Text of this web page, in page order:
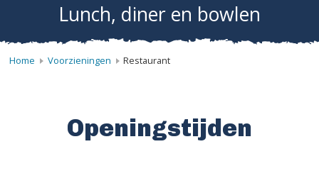
Lunch, diner en bowlen
Home Voorzieningen Restaurant
Openingstijden